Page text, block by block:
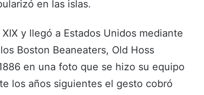
en las islas.
y llegó a Estados Unidos mediante
Boston Beaneaters, Old Hoss
en una foto que se hizo su equipo
los años siguientes el gesto cobró